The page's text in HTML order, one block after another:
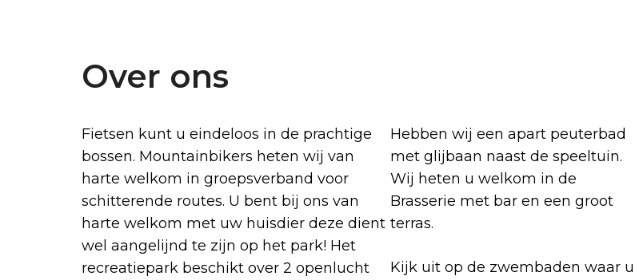
Over ons
Fietsen kunt u eindeloos in de prachtige
bossen. Mountainbikers heten wij van
harte welkom in groepsverband voor
schitterende routes. U bent bij ons van
harte welkom met uw huisdier deze dient
wel aangelijnd te zijn op het park! Het
recreatiepark beschikt over 2 openlucht
Hebben wij een apart peuterbad
met glijbaan naast de speeltuin.
Wij heten u welkom in de
Brasserie met bar en een groot
terras.
Kijk uit op de zwembaden waar u